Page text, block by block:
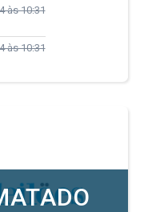
às 10:31
às 10:31